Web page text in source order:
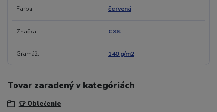
Farba červená
Značka CXS
Gramáž 140 g/m2
Tovar zaradený v kategóriách
👕 Oblečenie